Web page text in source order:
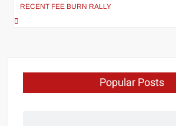
RECENT FEE BURN RALLY
Popular Posts